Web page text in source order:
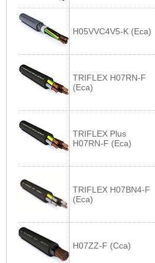
H05VVC4V5-K (Eca)
TRIFLEX H07RN-F
(Eca)
TRIFLEX Plus
H07RN-F (Eca)
TRIFLEX H07BN4-F
(Eca)
H07ZZ-F (Cca)